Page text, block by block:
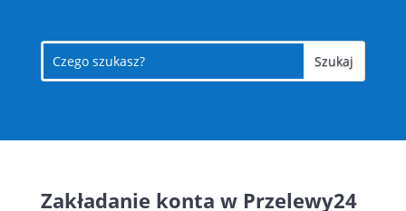
Zakładanie konta w Przelewy24